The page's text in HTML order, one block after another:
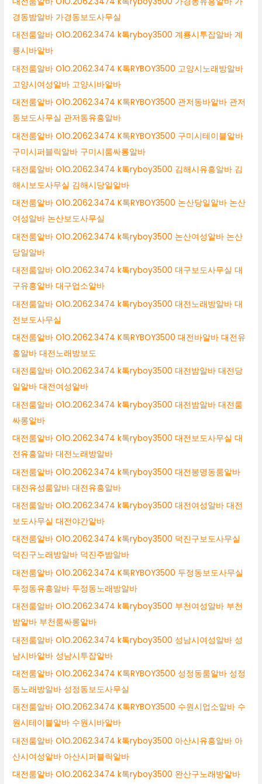
경동밤알바 가경동보도사무실
대전룸알바 O1O.2062.3474 k톡ryboy3500 계룡시투잡알바 계
룡시바알바
대전룸알바 O1O.2062.3474 K톡RYBOY3500 고양시노래방알바
고양시여성알바 고양시바알바
대전룸알바 O1O.2062.3474 K톡RYBOY3500 관저동바알바 관저
동보도사무실 관저동유흥알바
대전룸알바 O1O.2062.3474 K톡RYBOY3500 구미시테이블알바
구미시퍼블릭알바 구미시룸싸롱알바
대전룸알바 O1O.2062.3474 k톡ryboy3500 김해시유흥알바 김
해시보도사무실 김해시당일알바
대전룸알바 O1O.2062.3474 K톡RYBOY3500 논산당일알바 논산
여성알바 논산보도사무실
대전룸알바 O1O.2062.3474 k톡ryboy3500 논산여성알바 논산
당일알바
대전룸알바 O1O.2062.3474 k톡ryboy3500 대구보도사무실 대
구유흥알바 대구업소알바
대전룸알바 O1O.2062.3474 k톡ryboy3500 대전노래방알바 대
전보도사무실
대전룸알바 O1O.2062.3474 K톡RYBOY3500 대전바알바 대전유
흥알바 대전노래방보도
대전룸알바 O1O.2062.3474 k톡ryboy3500 대전밤알바 대전당
일알바 대전여성알바
대전룸알바 O1O.2062.3474 k톡ryboy3500 대전밤알바 대전룸
싸롱알바
대전룸알바 O1O.2062.3474 k톡ryboy3500 대전보도사무실 대
전유흥알바 대전노래방알바
대전룸알바 O1O.2062.3474 k톡ryboy3500 대전봉명동룸알바
대전유성룸알바 대전유흥알바
대전룸알바 O1O.2062.3474 k톡ryboy3500 대전여성알바 대전
보도사무실 대전야간알바
대전룸알바 O1O.2062.3474 k톡ryboy3500 덕진구보도사무실
덕진구노래방알바 덕진주밤알바
대전룸알바 O1O.2062.3474 K톡RYBOY3500 두정동보도사무실
두정동유흥알바 두정동노래방알바
대전룸알바 O1O.2062.3474 k톡ryboy3500 부천여성알바 부천
밤알바 부천룸싸롱알바
대전룸알바 O1O.2062.3474 k톡ryboy3500 성남시여성알바 성
남시바알바 성남시투잡알바
대전룸알바 O1O.2062.3474 K톡RYBOY3500 성정동룸알바 성정
동노래방알바 성정동보도사무실
대전룸알바 O1O.2062.3474 K톡RYBOY3500 수원시업소알바 수
원시테이블알바 수원시바알바
대전룸알바 O1O.2062.3474 k톡ryboy3500 아산시유흥알바 아
산시여성알바 아산시퍼블릭알바
대전룸알바 O1O.2062.3474 k톡ryboy3500 완산구노래방알바